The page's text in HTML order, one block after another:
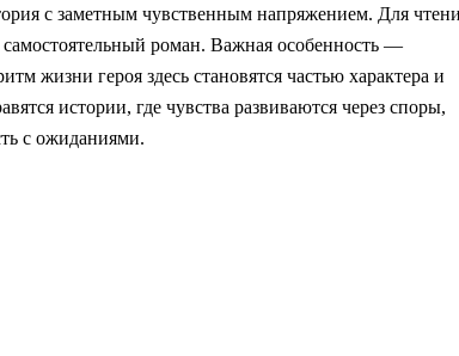
с заметным чувственным напряжением. Для
роман. Важная особенность —
жизни героя здесь становятся частью характера и
истории, где чувства развиваются через споры,
с ожиданиями.